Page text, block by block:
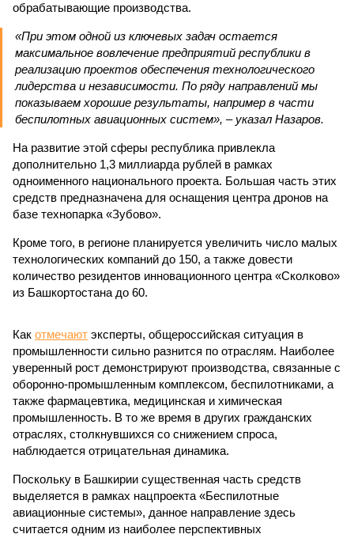
обрабатывающие производства.
«При этом одной из ключевых задач остается
максимальное вовлечение предприятий республики в
реализацию проектов обеспечения технологического
лидерства и независимости. По ряду направлений мы
показываем хорошие результаты, например в части
беспилотных авиационных систем», – указал Назаров.
На развитие этой сферы республика привлекла
дополнительно 1,3 миллиарда рублей в рамках
одноименного национального проекта. Большая часть этих
средств предназначена для оснащения центра дронов на
базе технопарка «Зубово».
Кроме того, в регионе планируется увеличить число малых
технологических компаний до 150, а также довести
количество резидентов инновационного центра «Сколково»
из Башкортостана до 60.
Как отмечают эксперты, общероссийская ситуация в
промышленности сильно разнится по отраслям. Наиболее
уверенный рост демонстрируют производства, связанные с
оборонно-промышленным комплексом, беспилотниками, а
также фармацевтика, медицинская и химическая
промышленность. В то же время в других гражданских
отраслях, столкнувшихся со снижением спроса,
наблюдается отрицательная динамика.
Поскольку в Башкирии существенная часть средств
выделяется в рамках нацпроекта «Беспилотные
авиационные системы», данное направление здесь
считается одним из наиболее перспективных